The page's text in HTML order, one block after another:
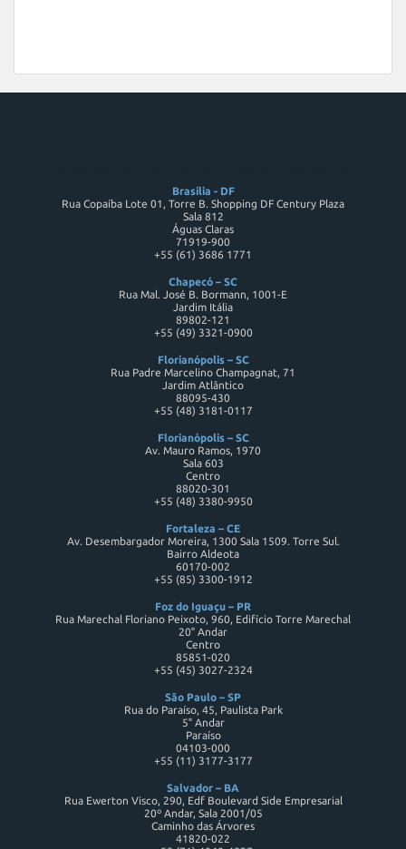
Brasília - DF
Rua Copaíba Lote 01, Torre B. Shopping DF Century Plaza
Sala 812
Águas Claras
71919-900
+55 (61) 3686 1771
Chapecó – SC
Rua Mal. José B. Bormann, 1001-E
Jardim Itália
89802-121
+55 (49) 3321-0900
Florianópolis – SC
Rua Padre Marcelino Champagnat, 71
Jardim Atlântico
88095-430
+55 (48) 3181-0117
Florianópolis – SC
Av. Mauro Ramos, 1970
Sala 603
Centro
88020-301
+55 (48) 3380-9950
Fortaleza – CE
Av. Desembargador Moreira, 1300 Sala 1509. Torre Sul.
Bairro Aldeota
60170-002
+55 (85) 3300-1912
Foz do Iguaçu – PR
Rua Marechal Floriano Peixoto, 960, Edifício Torre Marechal
20° Andar
Centro
85851-020
+55 (45) 3027-2324
São Paulo – SP
Rua do Paraíso, 45, Paulista Park
5° Andar
Paraíso
04103-000
+55 (11) 3177-3177
Salvador – BA
Rua Ewerton Visco, 290, Edf Boulevard Side Empresarial
20º Andar, Sala 2001/05
Caminho das Árvores
41820-022